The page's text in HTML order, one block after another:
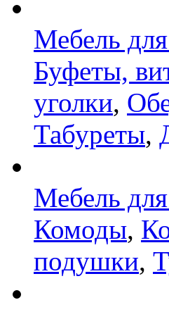
Мебель
Буфеты,
уголки,
Табуреты,
Мебель
Комоды,
подушки,